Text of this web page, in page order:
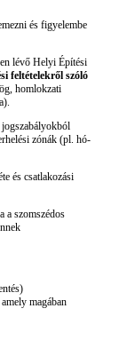
és figyelembe
lévő Helyi Építési
feltételekről szóló
homlokzati
zónák (pl. hó-
és csatlakozási
a szomszédos
magában